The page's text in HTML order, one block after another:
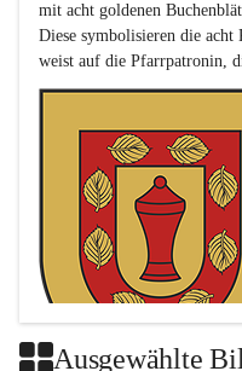
mit acht goldenen
Diese symbolisieren die acht
Ausgewählte